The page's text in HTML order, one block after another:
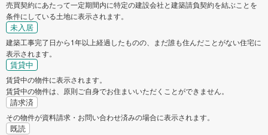
売買契約にあたって一定期間内に特定の建設会社と建築請負契約を結ぶことを
条件にしている土地に表示されます。
未入居
建築工事完了日から1年以上経過したものの、まだ誰も住んだことがない住宅に
表示されます。
賃貸中
賃貸中の物件に表示されます。
賃貸中の物件は、原則ご自身でお住まいいただくことができません。
請求済
その物件が資料請求・お問い合わせ済みの場合に表示されます。
既読